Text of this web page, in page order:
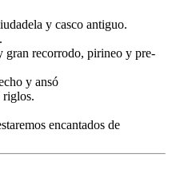
y casco antiguo.
gran recorrodo, pirineo y pre-
y ansó
riglos.
encantados de